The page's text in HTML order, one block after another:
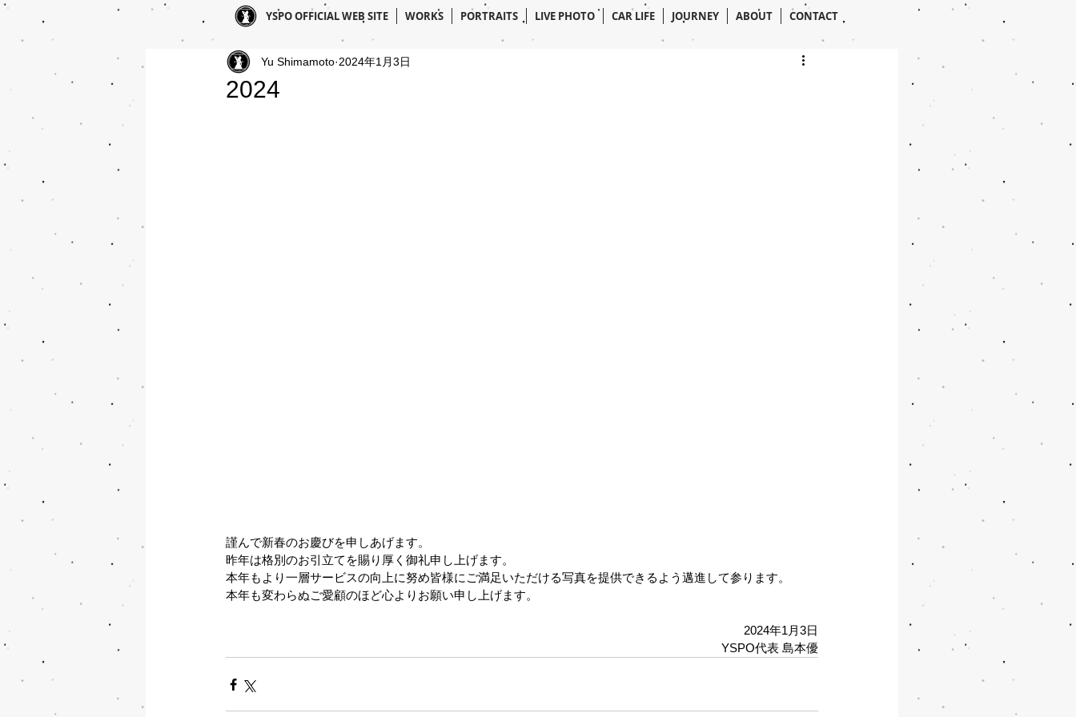
YSPO OFFICIAL WEB SITE WORKS PORTRAITS LIVE PHOTO CAR LIFE JOURNEY ABOUT CONTACT
2024
Yu Shimamoto 2024年1月3日
謹んで新春のお慶びを申しあげます。
昨年は格別のお引立てを賜り厚く御礼申し上げます。
本年もより一層サービスの向上に努め皆様にご満足いただける写真を提供できるよう邁進して参ります。
本年も変わらぬご愛顧のほど心よりお願い申し上げます。
2024年1月3日
YSPO代表 島本優